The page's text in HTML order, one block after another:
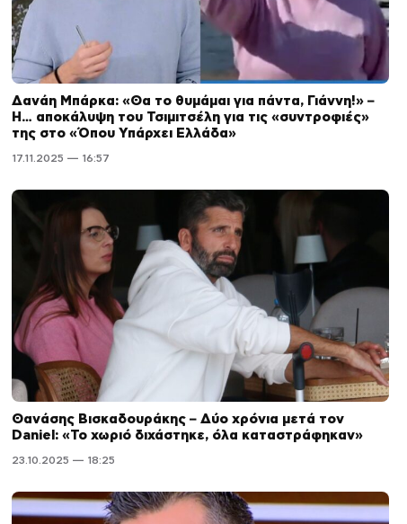
Δανάη Μπάρκα: «Θα το θυμάμαι για πάντα, Γιάννη!» –
Η… αποκάλυψη του Τσιμιτσέλη για τις «συντροφιές»
της στο «Όπου Υπάρχει Ελλάδα»
17.11.2025 — 16:57
Θανάσης Βισκαδουράκης – Δύο χρόνια μετά τον
Daniel: «Το χωριό διχάστηκε, όλα καταστράφηκαν»
23.10.2025 — 18:25